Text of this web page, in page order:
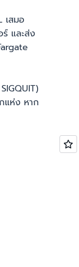
เสมอ
และส่ง
แห่ง หาก